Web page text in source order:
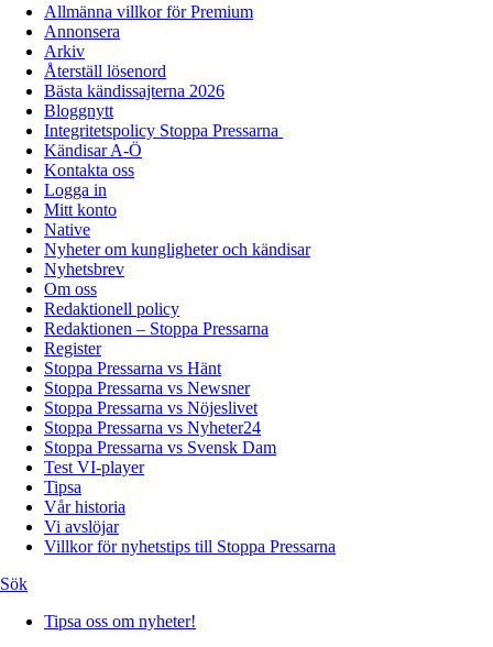
Allmänna villkor för Premium
Annonsera
Arkiv
Återställ lösenord
Bästa kändissajterna 2026
Bloggnytt
Integritetspolicy Stoppa Pressarna
Kändisar A-Ö
Kontakta oss
Logga in
Mitt konto
Native
Nyheter om kungligheter och kändisar
Nyhetsbrev
Om oss
Redaktionell policy
Redaktionen – Stoppa Pressarna
Register
Stoppa Pressarna vs Hänt
Stoppa Pressarna vs Newsner
Stoppa Pressarna vs Nöjeslivet
Stoppa Pressarna vs Nyheter24
Stoppa Pressarna vs Svensk Dam
Test VI-player
Tipsa
Vår historia
Vi avslöjar
Villkor för nyhetstips till Stoppa Pressarna
Sök
Tipsa oss om nyheter!